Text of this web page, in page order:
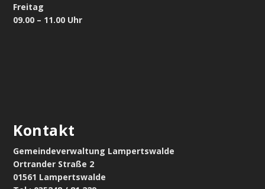
Freitag
09.00 – 11.00 Uhr
Kontakt
Gemeindeverwaltung Lampertswalde
Ortrander Straße 2
01561 Lampertswalde